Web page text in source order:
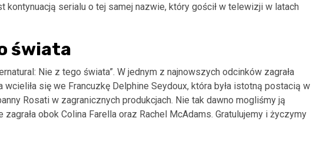
kontynuacją serialu o tej samej nazwie, który gościł w telewizji w latach
świata
Nie z tego świata”. W jednym z najnowszych odcinków zagrała
się we Francuzkę Delphine Seydoux, która była istotną postacią w
Rosati w zagranicznych produkcjach. Nie tak dawno mogliśmy ją
obok Colina Farella oraz Rachel McAdams. Gratulujemy i życzymy